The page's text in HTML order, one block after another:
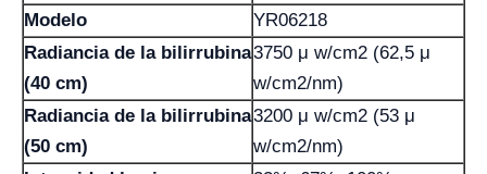
Modelo
YR06218
Radiancia de la bilirrubina
(40 cm)
3750 μ w/cm2 (62,5 μ
w/cm2/nm)
Radiancia de la bilirrubina
(50 cm)
3200 μ w/cm2 (53 μ
w/cm2/nm)